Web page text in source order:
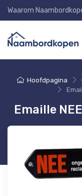
Waarom
Hoofdpagina
Emaille